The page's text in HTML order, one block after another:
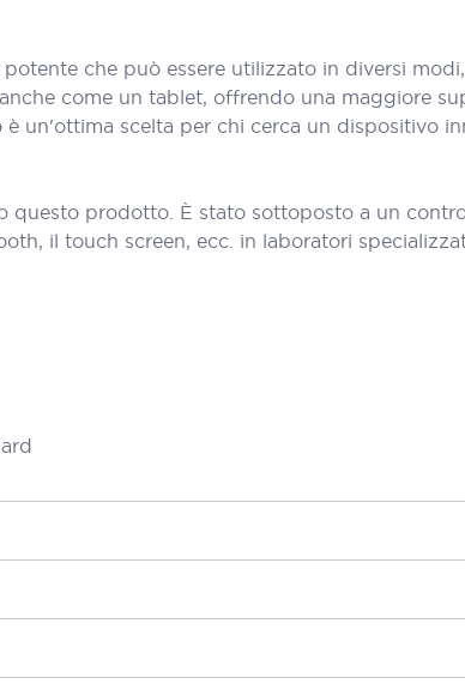
che può essere utilizzato in diversi
come un tablet, offrendo una maggiore
un'ottima scelta per chi cerca un dispositivo
questo prodotto. È stato sottoposto a un
il touch screen, ecc. in laboratori